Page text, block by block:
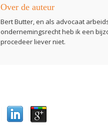
Over de auteur
Bert Butter, en als advocaat
ondernemingsrecht heb ik een
procedeer liever niet.